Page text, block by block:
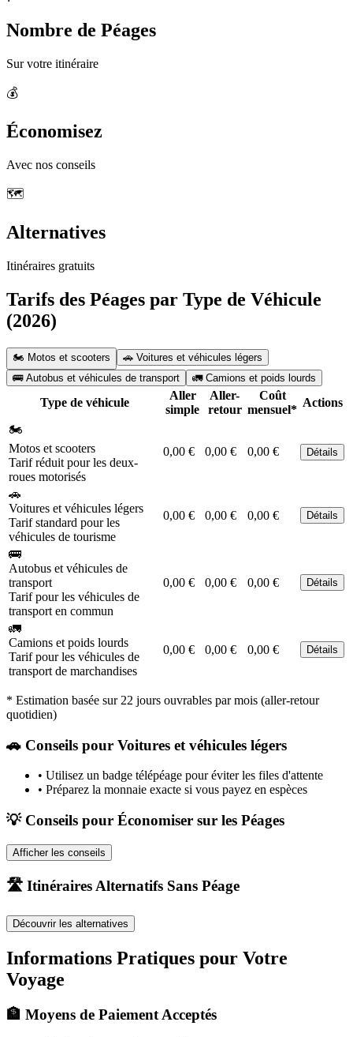
Nombre de Péages
Sur votre itinéraire
💰
Économisez
Avec nos conseils
🗺️
Alternatives
Itinéraires gratuits
Tarifs des Péages par Type de Véhicule
(2026)
🏍️ Motos et scooters
🚗 Voitures et véhicules légers
🚌 Autobus et véhicules de transport
🚛 Camions et poids lourds
Type de véhicule
Aller
simple
Aller-
retour
Coût
mensuel*
Actions
🏍️
Motos et scooters
Tarif réduit pour les deux-
roues motorisés
0,00 € 0,00 € 0,00 € Détails
🚗
Voitures et véhicules légers
Tarif standard pour les
véhicules de tourisme
0,00 € 0,00 € 0,00 € Détails
🚌
Autobus et véhicules de
transport
Tarif pour les véhicules de
transport en commun
0,00 € 0,00 € 0,00 € Détails
🚛
Camions et poids lourds
Tarif pour les véhicules de
transport de marchandises
0,00 € 0,00 € 0,00 € Détails
* Estimation basée sur 22 jours ouvrables par mois (aller-retour
quotidien)
🚗 Conseils pour Voitures et véhicules légers
• Utilisez un badge télépéage pour éviter les files d'attente
• Préparez la monnaie exacte si vous payez en espèces
💡 Conseils pour Économiser sur les Péages
Afficher les conseils
🛣️ Itinéraires Alternatifs Sans Péage
Découvrir les alternatives
Informations Pratiques pour Votre
Voyage
🏦 Moyens de Paiement Acceptés